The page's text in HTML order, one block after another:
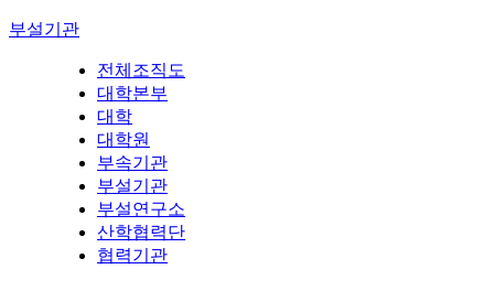
부설기관
전체조직도
대학본부
대학
대학원
부속기관
부설기관
부설연구소
산학협력단
협력기관